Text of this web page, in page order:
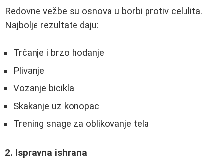
Redovne vežbe su osnova u borbi protiv celulita.
Najbolje rezultate daju:
Trčanje i brzo hodanje
Plivanje
Vozanje bicikla
Skakanje uz konopac
Trening snage za oblikovanje tela
2. Ispravna ishrana